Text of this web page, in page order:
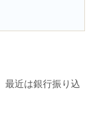
最近は銀行振り込